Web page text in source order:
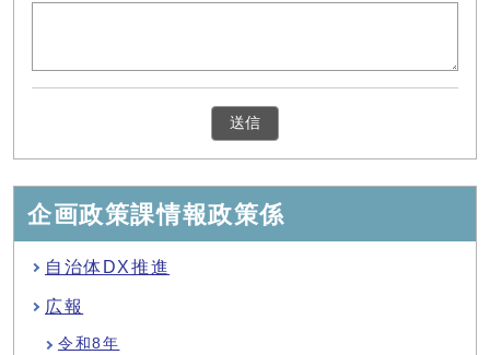
企画政策課情報政策係
自治体DX推進
広報
令和8年